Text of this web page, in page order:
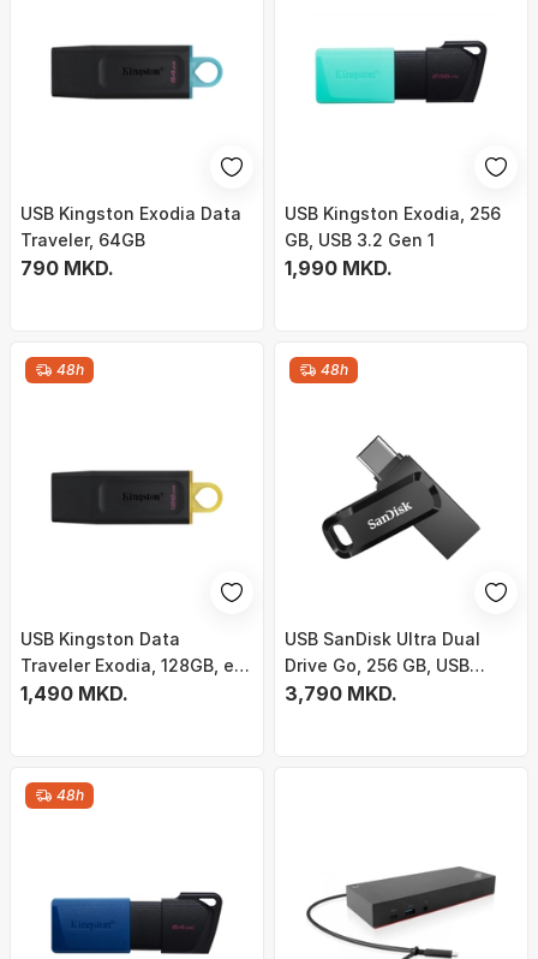
USB Kingston Exodia Data
Traveler, 64GB
790 MKD.
USB Kingston Exodia, 256
GB, USB 3.2 Gen 1
1,990 MKD.
48h
USB Kingston Data
Traveler Exodia, 128GB, e
zezë
1,490 MKD.
48h
USB SanDisk Ultra Dual
Drive Go, 256 GB, USB
Type-A / USB Type-C
3,790 MKD.
48h